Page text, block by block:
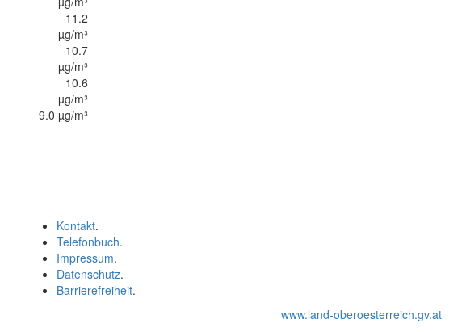
11.2
µg/m³
10.7
µg/m³
10.6
µg/m³
9.0 µg/m³
Kontakt.
Telefonbuch.
Impressum.
Datenschutz.
Barrierefreiheit.
www.land-oberoesterreich.gv.at